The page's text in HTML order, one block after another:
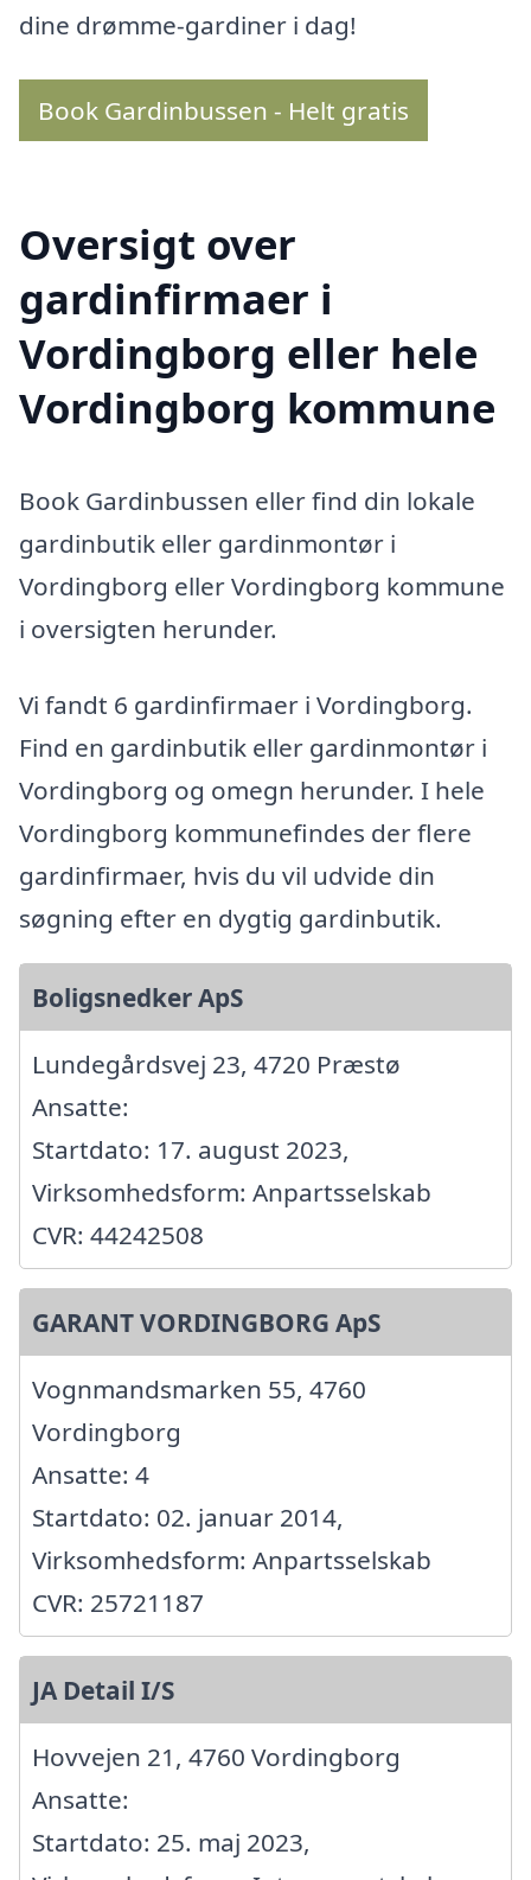
dine drømme-gardiner i dag!
Book Gardinbussen - Helt gratis
Oversigt over
gardinfirmaer i
Vordingborg eller hele
Vordingborg kommune
Book Gardinbussen eller find din lokale
gardinbutik eller gardinmontør i
Vordingborg eller Vordingborg kommune
i oversigten herunder.
Vi fandt 6 gardinfirmaer i Vordingborg.
Find en gardinbutik eller gardinmontør i
Vordingborg og omegn herunder. I hele
Vordingborg kommunefindes der flere
gardinfirmaer, hvis du vil udvide din
søgning efter en dygtig gardinbutik.
Boligsnedker ApS
Lundegårdsvej 23, 4720 Præstø
Ansatte:
Startdato: 17. august 2023,
Virksomhedsform: Anpartsselskab
CVR: 44242508
GARANT VORDINGBORG ApS
Vognmandsmarken 55, 4760
Vordingborg
Ansatte: 4
Startdato: 02. januar 2014,
Virksomhedsform: Anpartsselskab
CVR: 25721187
JA Detail I/S
Hovvejen 21, 4760 Vordingborg
Ansatte:
Startdato: 25. maj 2023,